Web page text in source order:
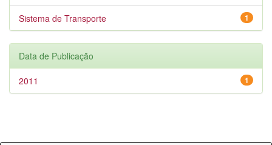
1
Sistema de Transporte
Data de Publicação
1
2011